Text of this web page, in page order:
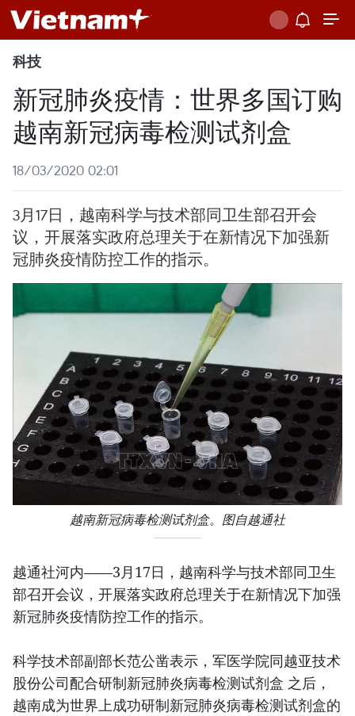
科技
新冠肺炎疫情：世界多国订购
越南新冠病毒检测试剂盒
18/03/2020 02:01
3月17日，越南科学与技术部同卫生部召开会
议，开展落实政府总理关于在新情况下加强新
冠肺炎疫情防控工作的指示。
越南新冠病毒检测试剂盒。图自越通社
越通社河内——3月17日，越南科学与技术部同卫生
部召开会议，开展落实政府总理关于在新情况下加强
新冠肺炎疫情防控工作的指示。
科学技术部副部长范公凿表示，军医学院同越亚技术
股份公司配合研制新冠肺炎病毒检测试剂盒 之后，
越南成为世界上成功研制新冠肺炎病毒检测试剂盒的